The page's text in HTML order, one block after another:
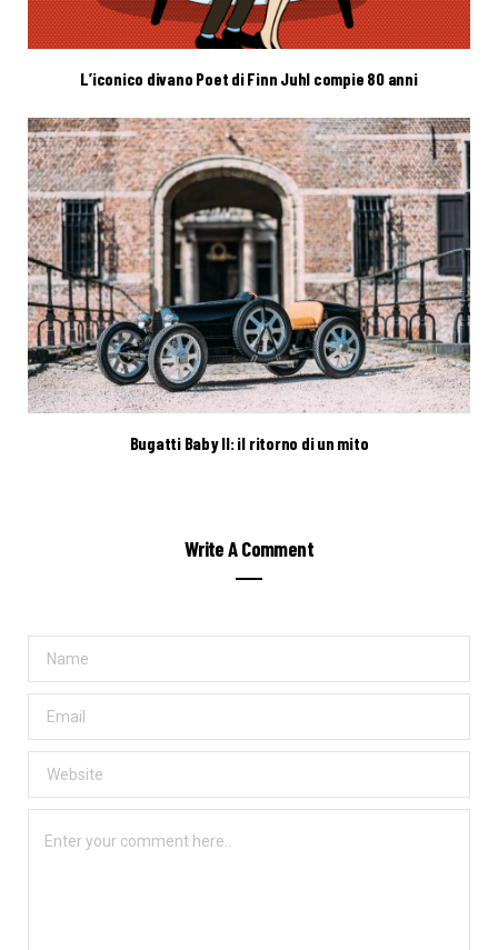
L’iconico divano Poet di Finn Juhl compie 80 anni
Bugatti Baby II: il ritorno di un mito
Write A Comment